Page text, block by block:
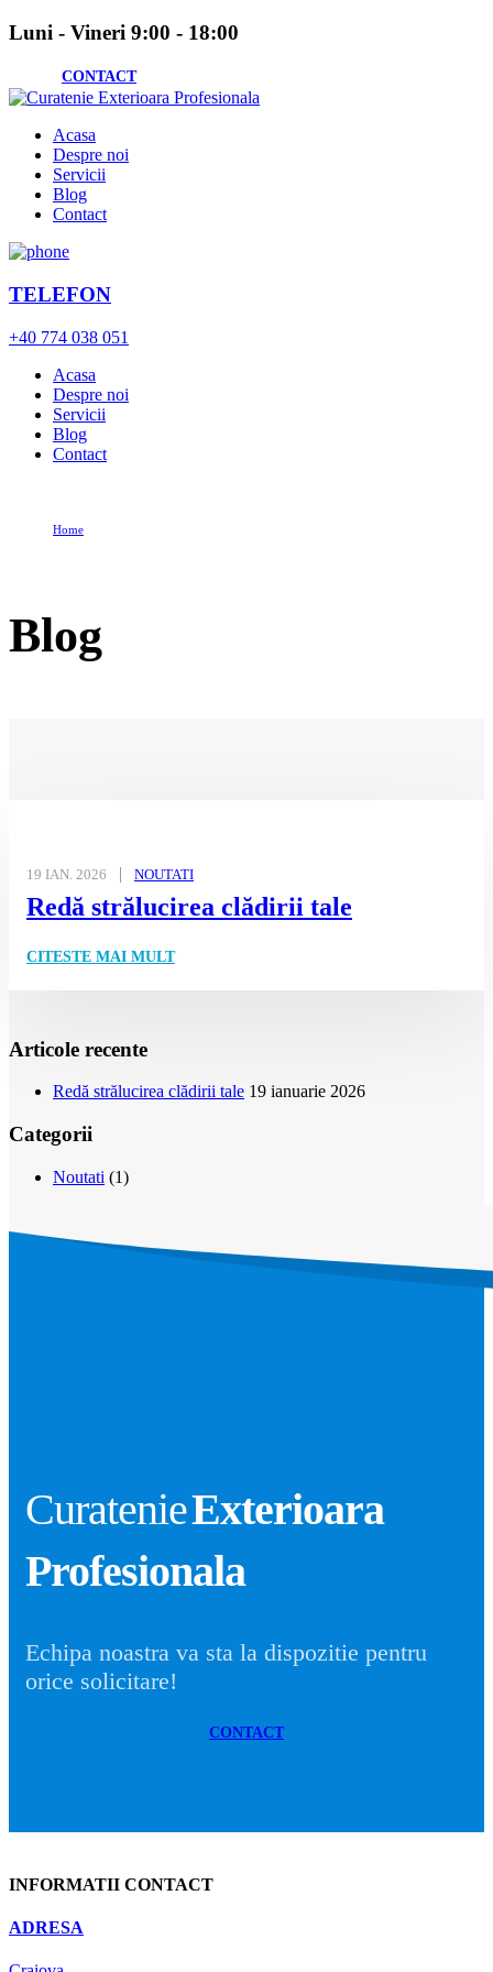
Luni - Vineri 9:00 - 18:00
CONTACT
Acasa
Despre noi
Servicii
Blog
Contact
TELEFON
+40 774 038 051
Acasa
Despre noi
Servicii
Blog
Contact
Home
Blog
19 IAN. 2026 NOUTATI
Redă strălucirea clădirii tale
CITESTE MAI MULT
Articole recente
Redă strălucirea clădirii tale 19 ianuarie 2026
Categorii
Noutati (1)
CuratenieExterioara
Profesionala
Echipa noastra va sta la dispozitie pentru
orice solicitare!
CONTACT
INFORMATII CONTACT
ADRESA